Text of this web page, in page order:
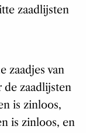
zaadlijsten
zaadjes van
zaadlijsten
is zinloos,
is zinloos, en